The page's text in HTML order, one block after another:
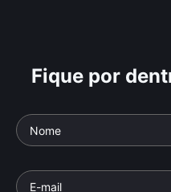
Fique por